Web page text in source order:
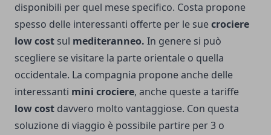
disponibili per quel mese specifico. Costa propone
spesso delle interessanti offerte per le suecrociere
low cost sul mediteranneo. In genere si può
scegliere se visitare la parte orientale o quella
occidentale. La compagnia propone anche delle
interessanti mini crociere, anche queste a tariffe
low cost davvero molto vantaggiose. Con questa
soluzione di viaggio è possibile partire per 3 o